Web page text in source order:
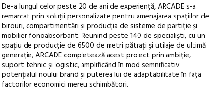
De-a lungul celor peste 20 de ani de experiență, ARCADE s-a
remarcat prin soluții personalizate pentru amenajarea spațiilor de
birouri, compartimentări și producția de sisteme de partiție și
mobilier fonoabsorbant. Reunind peste 140 de specialiști, cu un
spațiu de producție de 6500 de metri pătrați și utilaje de ultimă
generație, ARCADE completează acest proiect prin ambiție,
suport tehnic și logistic, amplificând în mod semnificativ
potențialul noului brand și puterea lui de adaptabilitate în fața
factorilor economici mereu schimbători.